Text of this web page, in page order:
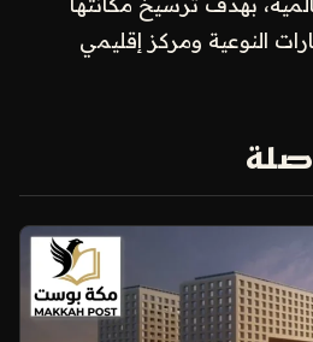
النوعية ومركز إقليمي
صلة